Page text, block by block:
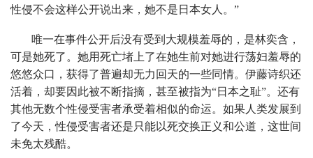
性侵不会这样公开说出来，她不是日本女人。”
唯一在事件公开后没有受到大规模羞辱的，是林奕含，
可是她死了。她用死亡堵上了在她生前对她进行荡妇羞辱的
悠悠众口，获得了普遍却无力回天的一些同情。伊藤诗织还
活着，却要因此被不断指摘，甚至被指为“日本之耻”。还有
其他无数个性侵受害者承受着相似的命运。如果人类发展到
了今天，性侵受害者还是只能以死交换正义和公道，这世间
未免太残酷。